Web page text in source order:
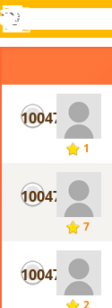
Novel
खोजे
लॉग
मेनू
10047
1
10047
7
10047
2